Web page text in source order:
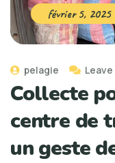
février 5, 2025
pelagie
Collecte
centre de
un geste